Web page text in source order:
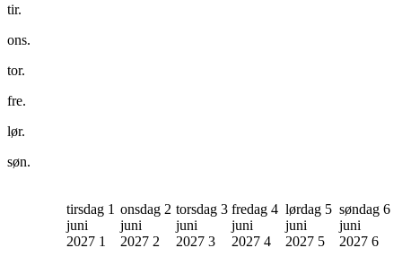
tir.
ons.
tor.
fre.
lør.
søn.
tirsdag 1
juni
2027 1
onsdag 2
juni
2027 2
torsdag 3
juni
2027 3
fredag 4
juni
2027 4
lørdag 5
juni
2027 5
søndag 6
juni
2027 6